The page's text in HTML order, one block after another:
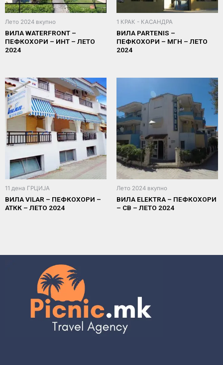
Лето 2024 вкупно
ВИЛА WATERFRONT –
ПЕФКОХОРИ – ИНТ – ЛЕТО
2024
1 КРАК - КАСАНДРА
ВИЛА PARTENIS –
ПЕФКОХОРИ – МГН – ЛЕТО
2024
11 дена ГРЦИЈА
ВИЛА VILAR – ПЕФКОХОРИ –
АТКК – ЛЕТО 2024
Лето 2024 вкупно
ВИЛА ELEKTRA – ПЕФКОХОРИ
– СВ – ЛЕТО 2024